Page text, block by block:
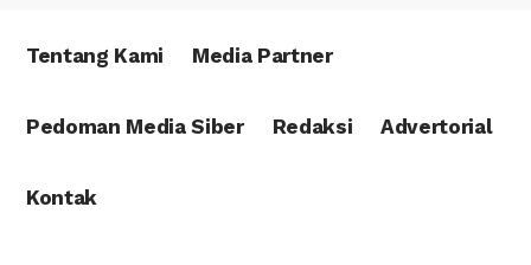
Tentang Kami Media Partner
Pedoman Media Siber Redaksi Advertorial
Kontak